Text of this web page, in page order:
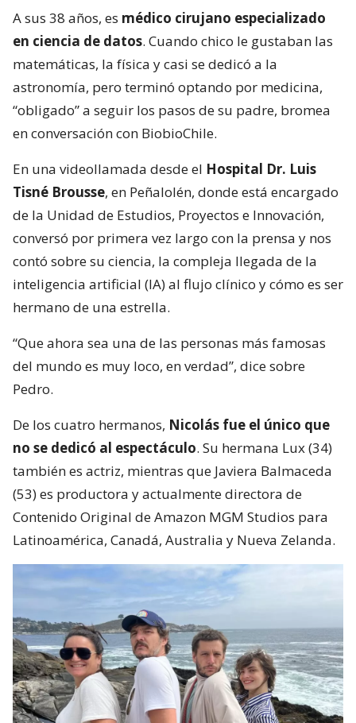
A sus 38 años, es médico cirujano especializado
en ciencia de datos. Cuando chico le gustaban las
matemáticas, la física y casi se dedicó a la
astronomía, pero terminó optando por medicina,
“obligado” a seguir los pasos de su padre, bromea
en conversación con BiobioChile.
En una videollamada desde el Hospital Dr. Luis
Tisné Brousse, en Peñalolén, donde está encargado
de la Unidad de Estudios, Proyectos e Innovación,
conversó por primera vez largo con la prensa y nos
contó sobre su ciencia, la compleja llegada de la
inteligencia artificial (IA) al flujo clínico y cómo es ser
hermano de una estrella.
“Que ahora sea una de las personas más famosas
del mundo es muy loco, en verdad”, dice sobre
Pedro.
De los cuatro hermanos, Nicolás fue el único que
no se dedicó al espectáculo. Su hermana Lux (34)
también es actriz, mientras que Javiera Balmaceda
(53) es productora y actualmente directora de
Contenido Original de Amazon MGM Studios para
Latinoamérica, Canadá, Australia y Nueva Zelanda.